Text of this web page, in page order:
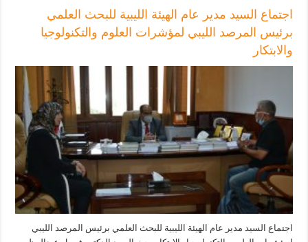
اجتماع السيد مدير عام الهيئة الليبية للبحث العلمي
برئيس المرصد الليبي لمؤشرات العلوم والتكنولوجيا
والابتكار
اجتماع السيد مدير عام الهيئة الليبية للبحث العلمي برئيس المرصد الليبي